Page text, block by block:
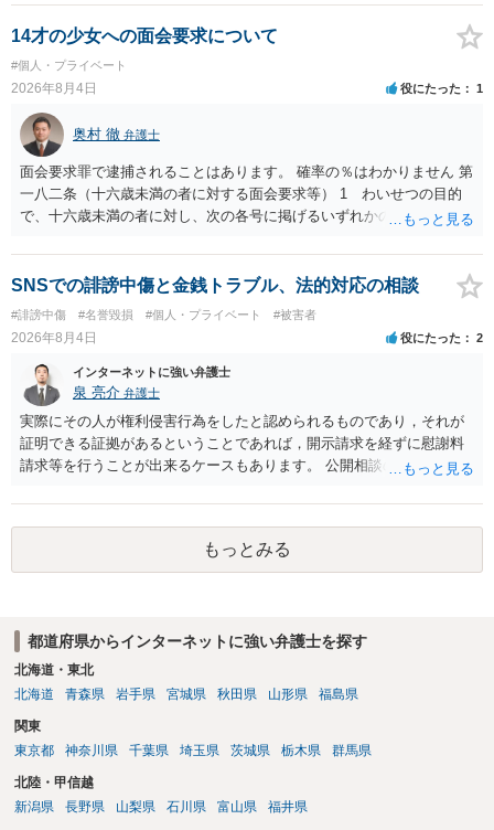
する可能性がありますが、個人名や会社名を特定していない限り、一
般論として抽象化されて回答に織り込まれる可能性が生じるにすぎま
せんので、その情報自体が、秘密情報に当たるとは思えませんし、名
誉棄損として、個人や会社に対する誹謗中傷の不特定多数への公開に
当たるとも思われません。 もちろん、誰がその内容をｃｈａｔｇｐｔ
に入力したかも第三者にしられることはないので、個人や会社の特定
をせずに書き込んだことで（おそらく特定して書き込んだとして
も）、相談者さんが刑事民事の責任に問われることはないでしょう。
私見ながらご参考まで。
14才の少女への面会要求について
#個人・プライベート
2026年8月4日 役にたった 1
奥村 徹 弁護士
面会要求罪で逮捕されることはあります。 確率の％はわかりません 第
一八二条（十六歳未満の者に対する面会要求等） 1 わいせつの目的
で、十六歳未満の者に対し、次の各号に掲げるいずれかの行為をした
が生まれた日より五年以上前の日に生まれた者に限る。）は、一年以
下の拘禁刑又は五十万円以下の罰金に処する。 一 威迫し、偽計を用
い又は誘惑して面会を要求すること。 二 拒まれたにもかかわらず、
反復して面会を要求すること。 三 金銭その他の利益を供与し、又は
その申込み若しくは約束をして面会を要求すること。 2前項の罪を犯
し、よってわいせつの目的で当該十六歳未満の者と面会をした者は、
二年以下の拘禁刑又は百万円以下の罰金に処する。
SNSでの誹謗中傷と金銭トラブル、法的対応の相談
#誹謗中傷 #名誉毀損 #個人・プライベート #被害者
2026年8月4日 役にたった 2
インターネットに強い弁護士
泉 亮介 弁護士
実際にその人が権利侵害行為をしたと認められるものであり，それが
証明できる証拠があるということであれば，開示請求を経ずに慰謝料
請求等を行うことが出来るケースもあります。 公開相談の場では回答
に個別に相談されると良いでしょう。
もっとみる
都道府県からインターネットに強い弁護士を探す
北海道・東北
北海道
青森県 岩手県 宮城県 秋田県 山形県 福島県
関東
東京都
神奈川県 千葉県 埼玉県 茨城県 栃木県 群馬県
北陸・甲信越
新潟県
長野県 山梨県 石川県 富山県 福井県